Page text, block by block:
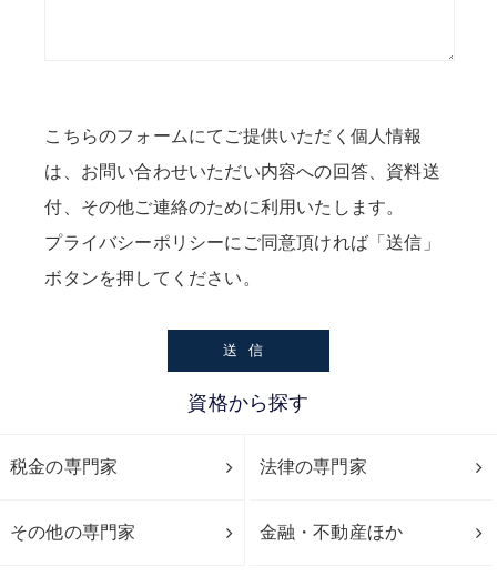
こちらのフォームにてご提供いただく個人情報
は、お問い合わせいただい内容への回答、資料送
付、その他ご連絡のために利用いたします。
プライバシーポリシーにご同意頂ければ「送信」
ボタンを押してください。
資格から探す
税金の専門家 法律の専門家
その他の専門家 金融・不動産ほか